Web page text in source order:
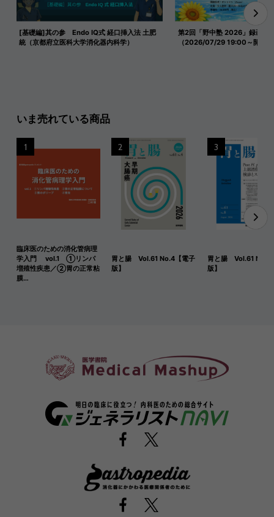
[基礎編]其の参 Endo IQ式 経口挿入法 土肥
統（京都府立医科大学消化器内科学）
第2回「野中塾 2026」録画映
（2026/07/29 19:00～開催）
いま売れている商品
臨床医のための消化管病理
学入門 vol.1 ①リンパ
増殖性疾患／②胃の正常粘
膜…
1
胃と腸 Vol.61 No.4【電子
版】
2
胃と腸 Vol.61 No.8
版】
3